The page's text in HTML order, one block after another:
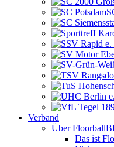
Verband
Über
Das ist